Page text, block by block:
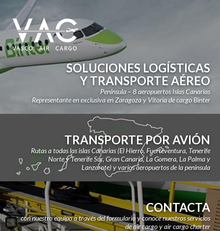
SOLUCIONES LOGÍSTICAS
Y TRANSPORTE AÉREO
Península – 8 aeropuertos Islas Canarias
Representante en exclusiva en Zaragoza y Vitoria de cargo Binter
TRANSPORTE POR AVIÓN
Rutas a todas las islas Canarias (El Hierro, Fuerteventura, Tenerife
Norte y Tenerife Sur, Gran Canaria, La Gomera, La Palma y
Lanzarote) y varios aeropuertos de la península
CONTACTA
con nuestro equipo a través del formulario y conoce nuestros servicios
de air cargo y air cargo charter